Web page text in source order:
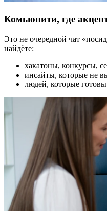
Комьюнити, где
Это не очередной чат
найдёте:
хакатоны, конкурсы,
инсайты, которые не
людей, которые